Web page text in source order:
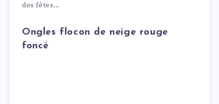
des fêtes…
Ongles flocon de neige rouge
foncé